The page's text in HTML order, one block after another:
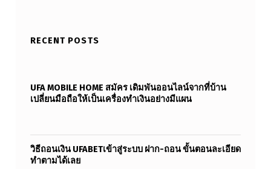
RECENT POSTS
UFA MOBILE HOME สมัคร เดิมพันออนไลน์จากที่บ้าน
เปลี่ยนมือถือให้เป็นเครื่องทำเงินอย่างมีแผน
วิธีถอนเงิน UFABETเข้าสู่ระบบ ฝาก-ถอน ขั้นตอนละเอียด
ทำตามได้เลย